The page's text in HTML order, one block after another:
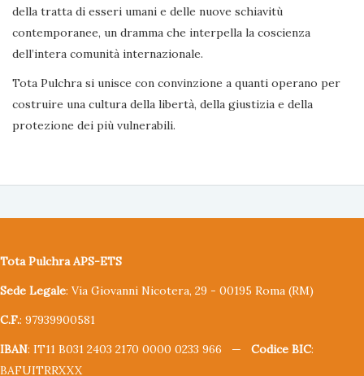
della tratta di esseri umani e delle nuove schiavitù
contemporanee, un dramma che interpella la coscienza
dell’intera comunità internazionale.
Tota Pulchra si unisce con convinzione a quanti operano per
costruire una cultura della libertà, della giustizia e della
protezione dei più vulnerabili.
Tota Pulchra APS-ETS
Sede Legale: Via Giovanni Nicotera, 29 - 00195 Roma (RM)
C.F.: 97939900581
IBAN: IT11 B031 2403 2170 0000 0233 966 — Codice BIC:
BAFUITRRXXX